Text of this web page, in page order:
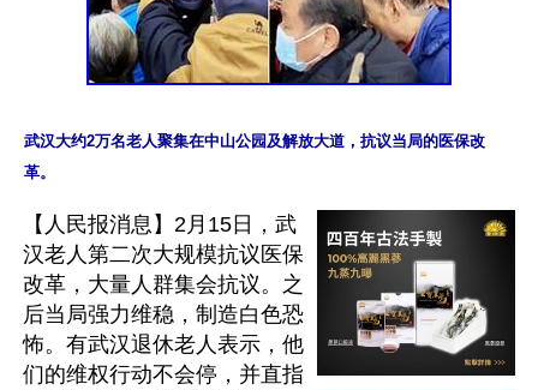
武汉大约2万名老人聚集在中山公园及解放大道，抗议当局的医保改
【人民报消息】2月15日，武
汉老人第二次大规模抗议医保
改革，大量人群集会抗议。之
后当局强力维稳，制造白色恐
怖。有武汉退休老人表示，他
们的维权行动不会停，并直指